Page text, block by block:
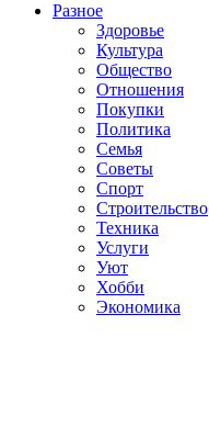
Разное
Здоровье
Культура
Общество
Отношения
Покупки
Политика
Семья
Советы
Спорт
Строительство
Техника
Услуги
Уют
Хобби
Экономика